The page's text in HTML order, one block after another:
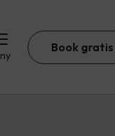
Book